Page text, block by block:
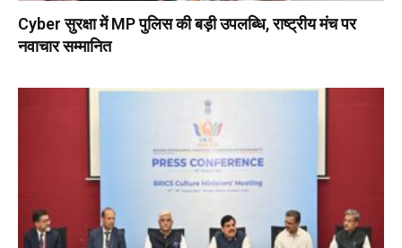
Cyber सुरक्षा में MP पुलिस की बड़ी उपलब्धि, राष्ट्रीय मंच पर
नवाचार सम्मानित